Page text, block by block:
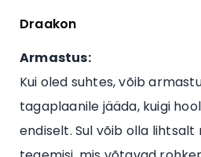
Draakon
Armastus:
Kui oled suhtes, võib
tagaplaanile jääda, kuigi
endiselt. Sul võib olla